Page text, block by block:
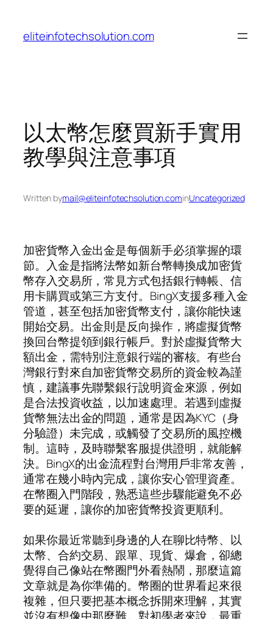
content
eliteinfotechsolution.com
以太幣怎麼買新手實用
教學與注意事項
Written bymail@eliteinfotechsolution.cominUncategorized
加密貨幣入金出金是每個新手必須掌握的環
節。入金是指將法幣如新台幣轉換成加密貨
幣存入交易所，常見方式包括銀行轉帳、信
用卡購買或第三方支付。BingX支援多種入金
管道，甚至包括加密貨幣支付，讓你能快速
開始交易。出金則是反向操作，將虛擬貨幣
換回台幣提領到銀行帳戶。對於虛擬貨幣大
額出金，需特別注意銀行端的審核。有些台
灣銀行對來自加密貨幣交易所的資金較為謹
慎，建議事先聯繫銀行說明資金來源，例如
是合法投資收益，以加速處理。若遇到虛擬
貨幣無法出金的問題，通常是因為KYC（身
分驗證）未完成，或觸發了交易所的風控機
制。這時，及時聯繫客服提供證明，就能解
決。BingX的出金流程對台灣用戶非常友善，
通常在幾小時內完成，讓你安心管理資產。
在幣圈入門階段，熟悉這些步驟能避免不必
要的延遲，讓你的加密貨幣投資更順利。
如果你最近常聽到身邊的人在聊比特幣、以
太幣、合約交易、跟單、現貨、爆倉，卻總
覺得自己像站在幣圈門外看熱鬧，那麼這篇
文章就是為你準備的。幣圈的世界看起來很
複雜，但只要把基本概念拆開來理解，其實